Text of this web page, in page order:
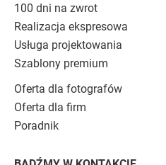
100 dni na zwrot
Realizacja ekspresowa
Usługa projektowania
Szablony premium
Oferta dla fotografów
Oferta dla firm
Poradnik